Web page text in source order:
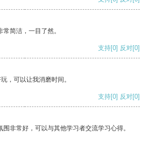
简洁，一目了然。
支持[0] 反对[0]
，可以让我消磨时间。
支持[0] 反对[0]
非常好，可以与其他学习者交流学习心得。